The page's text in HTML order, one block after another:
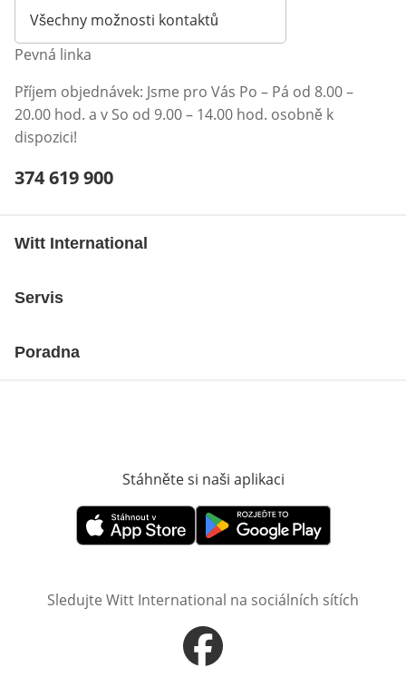
Všechny možnosti kontaktů
Pevná linka
Příjem objednávek: Jsme pro Vás Po – Pá od 8.00 –
20.00 hod. a v So od 9.00 – 14.00 hod. osobně k
dispozici!
Telefonní číslo:
374 619 900
Witt International
Servis
Poradna
Stáhněte si naši aplikaci
Otevře v novém okněOtevře v novém okně
Sledujte Witt International na sociálních sítích
Otevře v novém okně